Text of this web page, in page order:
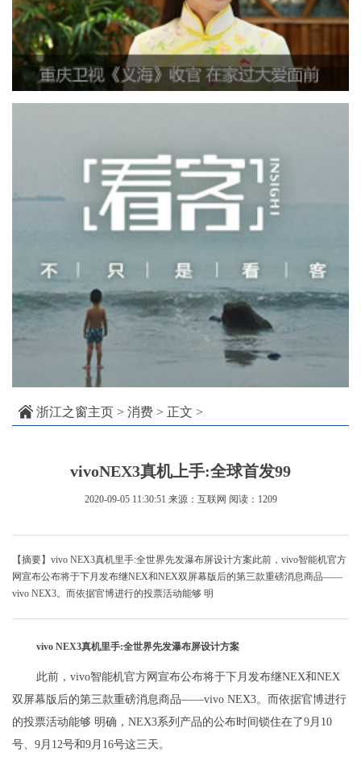
浙江之窗主页 > 消费 > 正文 >
vivoNEX3真机上手:全球首发99
2020-09-05 11:30:51 来源：互联网 阅读：1209
【摘要】vivo NEX3真机里手:全世界先发瀑布屏设计方案此前，vivo智能机官方
网宣布公布将于下月发布继NEX和NEX双屏幕版后的第三款重磅消息商品——
vivo NEX3。而依据官博进行的投票活动能够 明
vivo NEX3真机里手:全世界先发瀑布屏设计方案
此前，vivo智能机官方网宣布公布将于下月发布继NEX和NEX
双屏幕版后的第三款重磅消息商品——vivo NEX3。而依据官博进行
的投票活动能够 明确，NEX3系列产品的公布时间锁住在了9月10
号、9月12号和9月16号这三天。